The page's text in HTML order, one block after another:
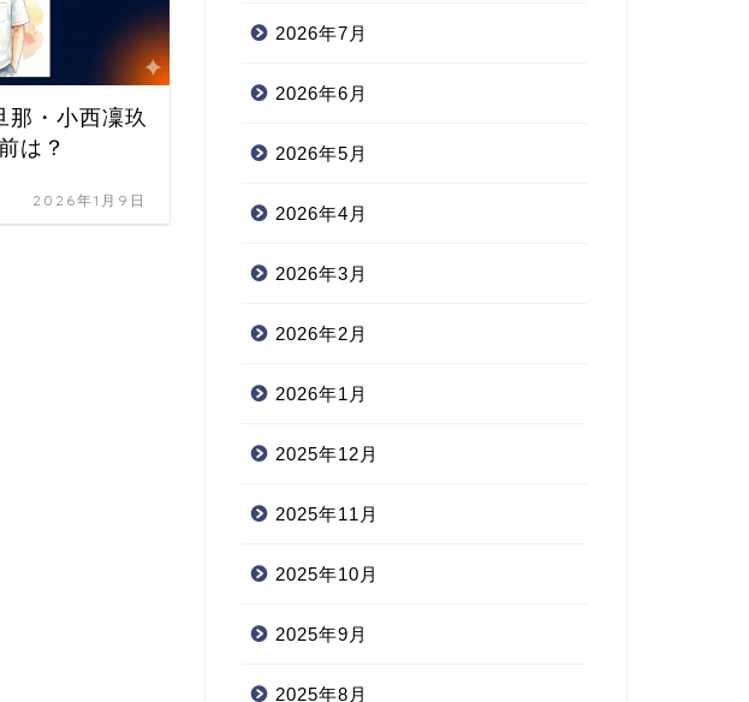
那・小西凜玖
は？
2026年1月9日
2026年7月
2026年6月
2026年5月
2026年4月
2026年3月
2026年2月
2026年1月
2025年12月
2025年11月
2025年10月
2025年9月
2025年8月